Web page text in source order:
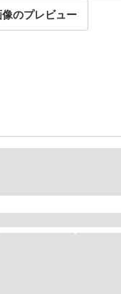
のプレビュー